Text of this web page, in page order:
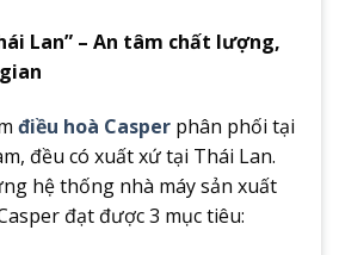
Lan” – An tâm chất lượng,
điều hoà Casper phân phối tại
đều có xuất xứ tại Thái Lan.
hệ thống nhà máy sản xuất
đạt được 3 mục tiêu: